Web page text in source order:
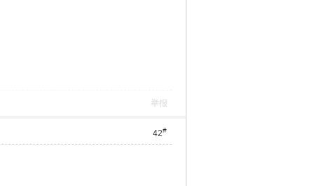
举报
42#